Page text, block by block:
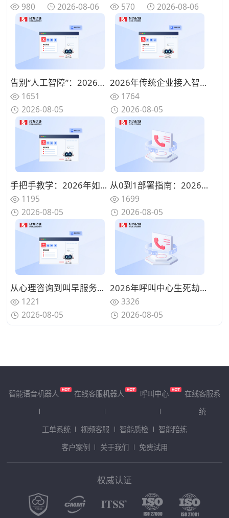
980 2026-08-06 570 2026-08-06
告别“人工智障”：2026年智能语音应答机器人如何利用大模型实现真正的多轮对话
1651
2026-08-05
2026年传统企业接入智能语音应答机器人的3个极简步骤
1764
2026-08-05
手把手教学：2026年如何训练专属语音聊天机器人，让它记住你的所有喜好？
1195
2026-08-05
从0到1部署指南：2026年中小企业如何选型性价比最高的来电语音客服机器人？
1699
2026-08-05
从心理咨询到叫早服务：2026年语音聊天机器人在泛娱乐场景的6大落地玩法
1221
2026-08-05
2026年呼叫中心生死劫：不用来电语音客服机器人的企业正在失去Z世代客户
3326
2026-08-05
智能语音机器人 在线客服机器人 呼叫中心
在线客服系
统
工单系统
视频客服 智能质检
智能陪练
客户案例
关于我们 免费试用
权威认证